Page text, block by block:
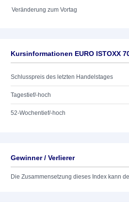
Veränderung zum Vortag
Kursinformationen EURO ISTOXX
Schlusspreis des letzten Handelstages
Tagestief/-hoch
52-Wochentief/-hoch
Gewinner / Verlierer
Die Zusammensetzung dieses Index kann